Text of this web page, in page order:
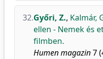
32.Győri, Z., Kalmár,
ellen - Nemek és
filmben.
Humen magazin7